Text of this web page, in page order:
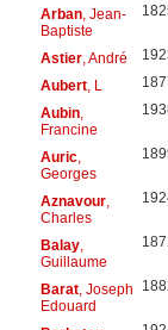
Arban, Jean-
Baptiste
Astier, André
Aubert, L
Aubin,
Francine
Auric,
Georges
Aznavour,
Charles
Balay,
Guillaume
Barat, Joseph
Edouard